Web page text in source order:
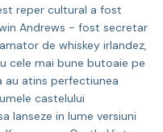
reper cultural a fost
Andrews - fost secretar
de whiskey irlandez,
cele mai bune butoaie pe
au atins perfectiunea
castelului
lanseze in lume versiuni